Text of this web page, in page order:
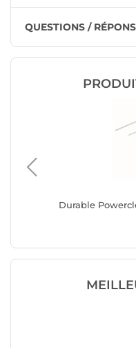
QUESTIONS /
Durable